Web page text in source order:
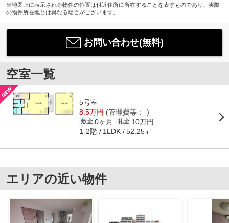
※地図上に表示される物件の位置は付近住所に所在することを表すものであり、実際
の物件所在地とは異なる場合がございます。
お問い合わせ(無料)
空室一覧
5号室
8.5万円 (管理費等：-)
敷金 0ヶ月 礼金 10万円
1-2階 1LDK 52.25㎡
エリアの近い物件